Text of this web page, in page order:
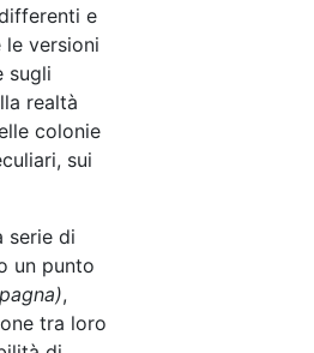
e
versioni
sugli
realtà
colonie
sui
serie di
un punto
,
tra loro